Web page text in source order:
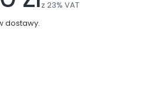
z 23% VAT
dostawy.